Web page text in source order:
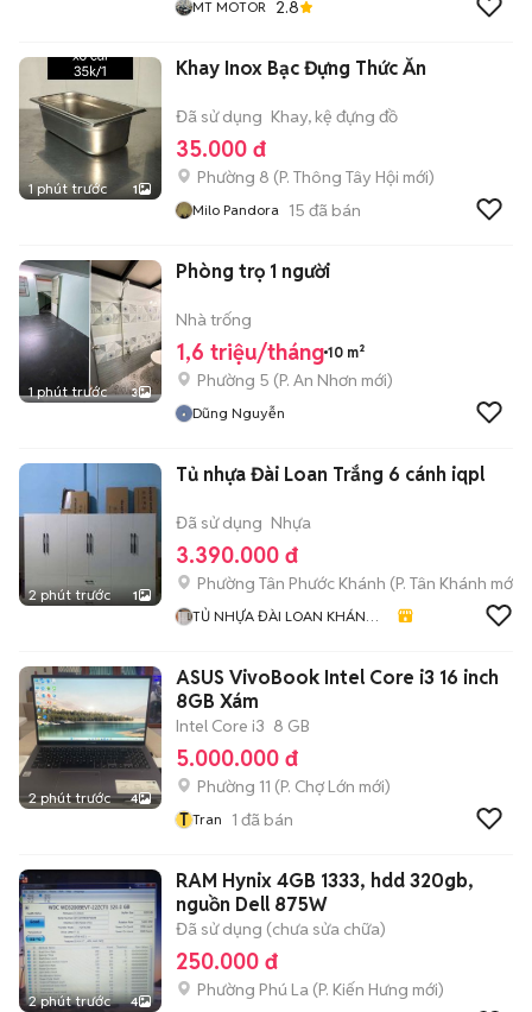
MT MOTOR 2.8
1 phút trước 1
Khay Inox Bạc Đựng Thức Ăn
Đã sử dụng Khay, kệ đựng đồ
35.000 đ
Phường 8 (P. Thông Tây Hội mới)
Milo Pandora 15 đã bán
1 phút trước 3
Phòng trọ 1 người
Nhà trống
1,6 triệu/tháng 10 m²
Phường 5 (P. An Nhơn mới)
Dũng Nguyễn
2 phút trước 1
Tủ nhựa Đài Loan Trắng 6 cánh iqpl
Đã sử dụng Nhựa
3.390.000 đ
Phường Tân Phước Khánh (P. Tân Khánh mới)
TỦ NHỰA ĐÀI LOAN KHÁNH
2 phút trước 4
ASUS VivoBook Intel Core i3 16 inch
8GB Xám
Intel Core i3 8 GB
5.000.000 đ
Phường 11 (P. Chợ Lớn mới)
T Tran 1 đã bán
2 phút trước 4
RAM Hynix 4GB 1333, hdd 320gb,
nguồn Dell 875W
Đã sử dụng (chưa sửa chữa)
250.000 đ
Phường Phú La (P. Kiến Hưng mới)